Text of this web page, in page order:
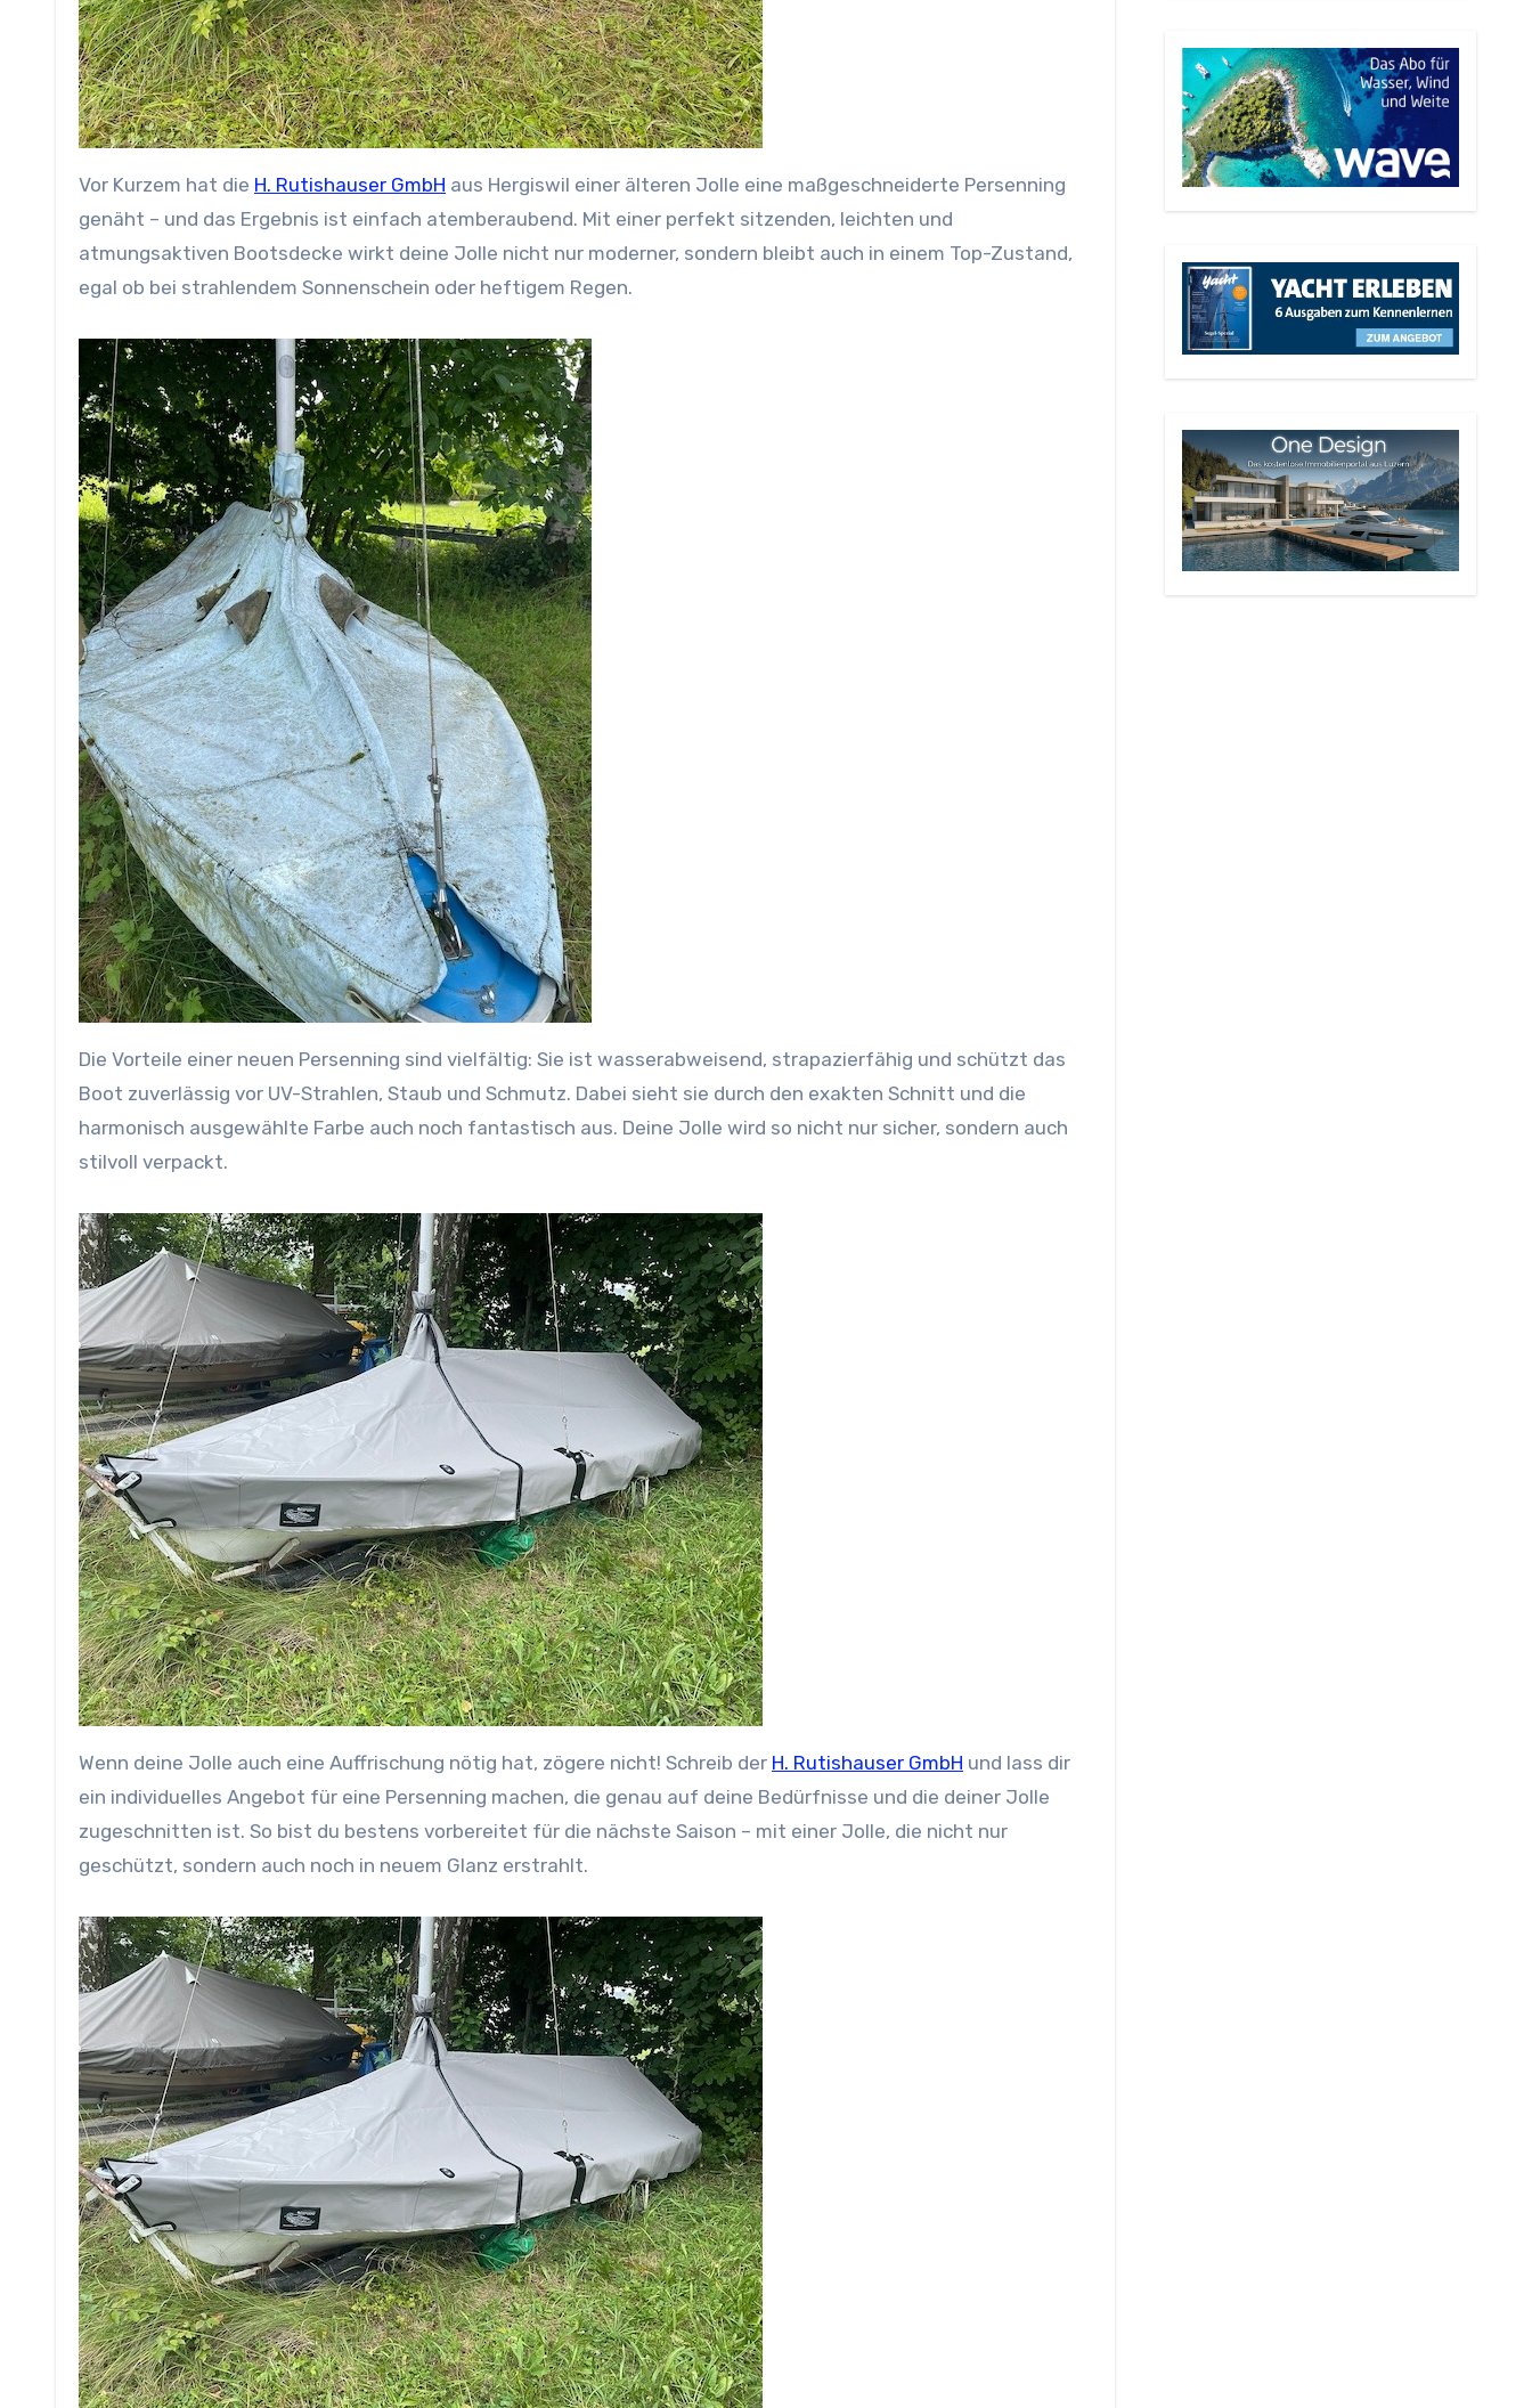
Vor Kurzem hat die H. Rutishauser GmbH aus Hergiswil einer älteren Jolle eine maßgeschneiderte Persenning
genäht – und das Ergebnis ist einfach atemberaubend. Mit einer perfekt sitzenden, leichten und
atmungsaktiven Bootsdecke wirkt deine Jolle nicht nur moderner, sondern bleibt auch in einem Top-Zustand,
egal ob bei strahlendem Sonnenschein oder heftigem Regen.
Die Vorteile einer neuen Persenning sind vielfältig: Sie ist wasserabweisend, strapazierfähig und schützt das
Boot zuverlässig vor UV-Strahlen, Staub und Schmutz. Dabei sieht sie durch den exakten Schnitt und die
harmonisch ausgewählte Farbe auch noch fantastisch aus. Deine Jolle wird so nicht nur sicher, sondern auch
stilvoll verpackt.
Wenn deine Jolle auch eine Auffrischung nötig hat, zögere nicht! Schreib der H. Rutishauser GmbH und lass dir
ein individuelles Angebot für eine Persenning machen, die genau auf deine Bedürfnisse und die deiner Jolle
zugeschnitten ist. So bist du bestens vorbereitet für die nächste Saison – mit einer Jolle, die nicht nur
geschützt, sondern auch noch in neuem Glanz erstrahlt.